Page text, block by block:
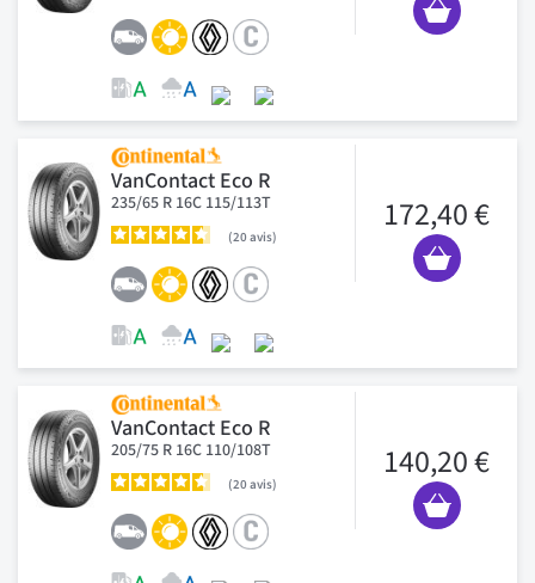
VanContact Eco R
235/65 R 16C 115/113T
20avis
172,40 €
VanContact Eco R
205/75 R 16C 110/108T
20avis
140,20 €